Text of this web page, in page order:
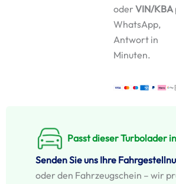
oderVIN/KBA
WhatsApp,
Antwort in
Minuten.
Passt dieser Turbolader
Senden Sie uns Ihre
oder den Fahrzeugschein – wir